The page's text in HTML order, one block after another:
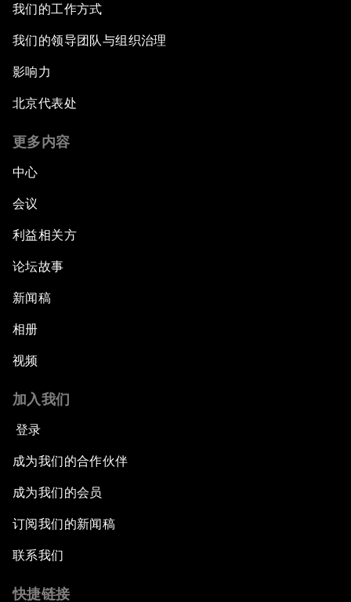
我们的工作方式
我们的领导团队与组织治理
影响力
北京代表处
更多内容
中心
会议
利益相关方
论坛故事
新闻稿
相册
视频
加入我们
登录
成为我们的合作伙伴
成为我们的会员
订阅我们的新闻稿
联系我们
快捷链接